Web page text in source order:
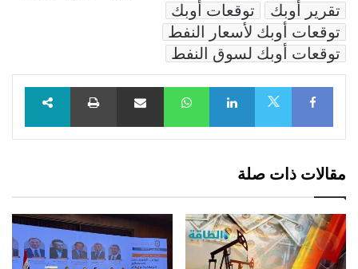
تقرير أوبك
توقعات أوبك
توقعات أوبك لأسعار النفط
توقعات أوبك لسوق النفط
Facebook
LinkedIn
WhatsAppمشاركة عبر البريد طباعة
مقالات ذات صلة